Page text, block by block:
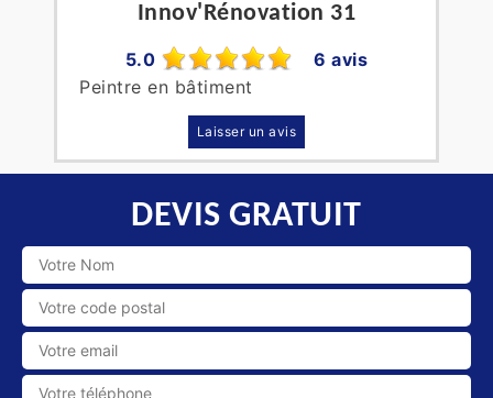
Innov'Rénovation 31
5.0
6 avis
Peintre en bâtiment
Laisser un avis
DEVIS GRATUIT